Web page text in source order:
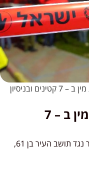
ירושלים: נאשם בעבירות מין ב – 7 קטינים ובניסיון
ירושלים: נאשם בעבירות מין ב – 7
במחוז ירושלים הוגש כתב אישום חמור נגד תושב העיר בן 61,